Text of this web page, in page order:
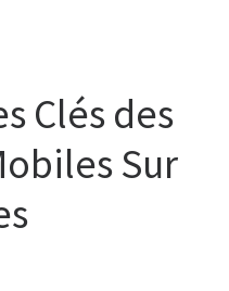
Clés des
Sur